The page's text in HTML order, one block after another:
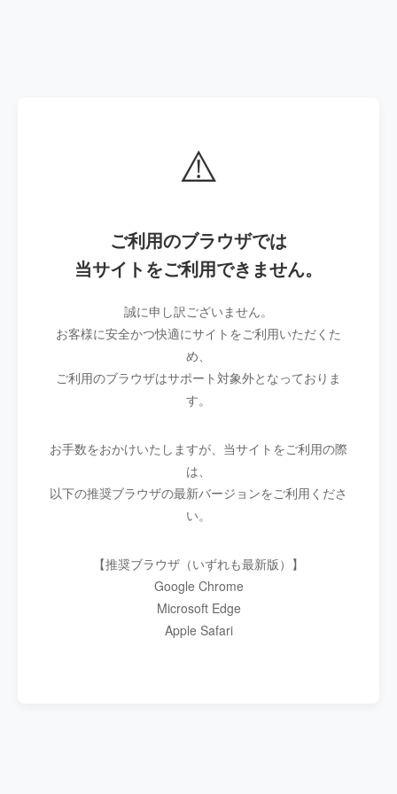
⚠️
ご利用のブラウザでは
当サイトをご利用できません。
誠に申し訳ございません。
お客様に安全かつ快適にサイトをご利用いただくた
め、
ご利用のブラウザはサポート対象外となっておりま
す。
お手数をおかけいたしますが、当サイトをご利用の際
は、
以下の推奨ブラウザの最新バージョンをご利用くださ
い。
【推奨ブラウザ（いずれも最新版）】
Google Chrome
Microsoft Edge
Apple Safari